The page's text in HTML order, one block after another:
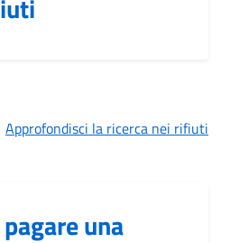
Approfondisci la ricerca nei rifiuti
una